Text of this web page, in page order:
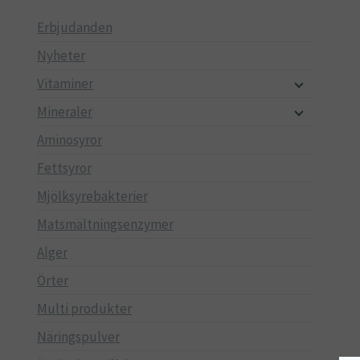
Erbjudanden
Nyheter
Vitaminer
Mineraler
Aminosyror
Fettsyror
Mjölksyrebakterier
Matsmältningsenzymer
Alger
Örter
Multi produkter
Näringspulver